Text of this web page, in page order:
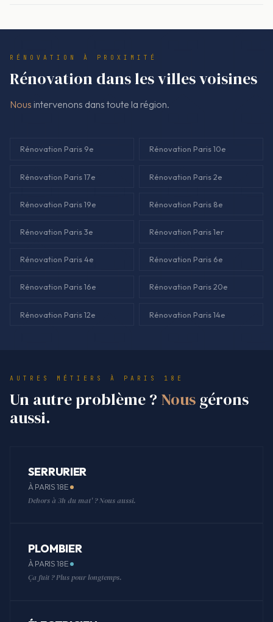
aux travaux réellement réalisés dans l'appartement ou la
point clé, c'est un descriptif technique cohérent (isolation,
en amont du chantier.
RÉNOVATION À PROXIMITÉ
Rénovation dans les villes voisines
Nous intervenons dans toute la région.
Rénovation Paris 9e Rénovation Paris 10e
Rénovation Paris 17e Rénovation Paris 2e
Rénovation Paris 19e Rénovation Paris 8e
Rénovation Paris 3e Rénovation Paris 1er
Rénovation Paris 4e Rénovation Paris 6e
Rénovation Paris 16e Rénovation Paris 20e
Rénovation Paris 12e Rénovation Paris 14e
AUTRES MÉTIERS À PARIS 18E
Un autre problème ? Nous gérons
aussi.
SERRURIER
À PARIS 18E
Dehors à 3h du mat' ? Nous aussi.
PLOMBIER
À PARIS 18E
Ça fuit ? Plus pour longtemps.